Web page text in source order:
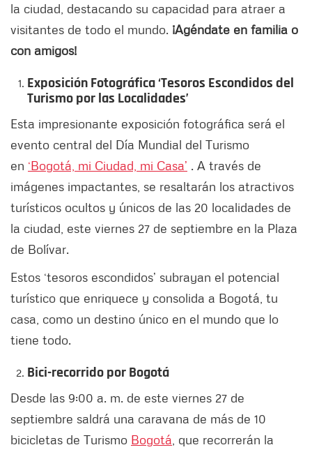
la ciudad, destacando su capacidad para atraer a
visitantes de todo el mundo. ¡Agéndate en familia o
con amigos!
Exposición Fotográfica ‘Tesoros Escondidos del
Turismo por las Localidades’
Esta impresionante exposición fotográfica será el
evento central del Día Mundial del Turismo
en ‘Bogotá, mi Ciudad, mi Casa’ . A través de
imágenes impactantes, se resaltarán los atractivos
turísticos ocultos y únicos de las 20 localidades de
la ciudad, este viernes 27 de septiembre en la Plaza
de Bolívar.
Estos ‘tesoros escondidos’ subrayan el potencial
turístico que enriquece y consolida a Bogotá, tu
casa, como un destino único en el mundo que lo
tiene todo.
Bici-recorrido por Bogotá
Desde las 9:00 a. m. de este viernes 27 de
septiembre saldrá una caravana de más de 10
bicicletas de Turismo Bogotá , que recorrerán la